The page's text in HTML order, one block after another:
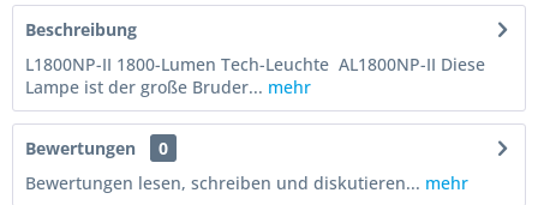
Beschreibung
L1800NP-II 1800-Lumen Tech-Leuchte AL1800NP-II Diese
Lampe ist der große Bruder... mehr
Bewertungen
0
Bewertungen lesen, schreiben und diskutieren... mehr